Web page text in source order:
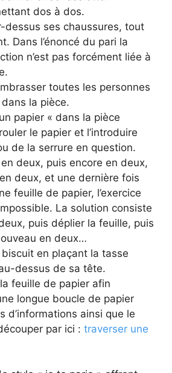
dos à dos.
dessus ses chaussures, tout
Dans l’énoncé du pari la
n’est pas forcément liée à
toutes les personnes
la pièce.
papier « dans la pièce
le papier et l’introduire
de la serrure en question.
en deux, puis encore en deux,
deux, et une dernière fois
feuille de papier, l’exercice
La solution consiste
puis déplier la feuille, puis
en deux…
en plaçant la tasse
dessus de sa tête.
feuille de papier afin
longue boucle de papier
d’informations ainsi que le
par ici : traverser une